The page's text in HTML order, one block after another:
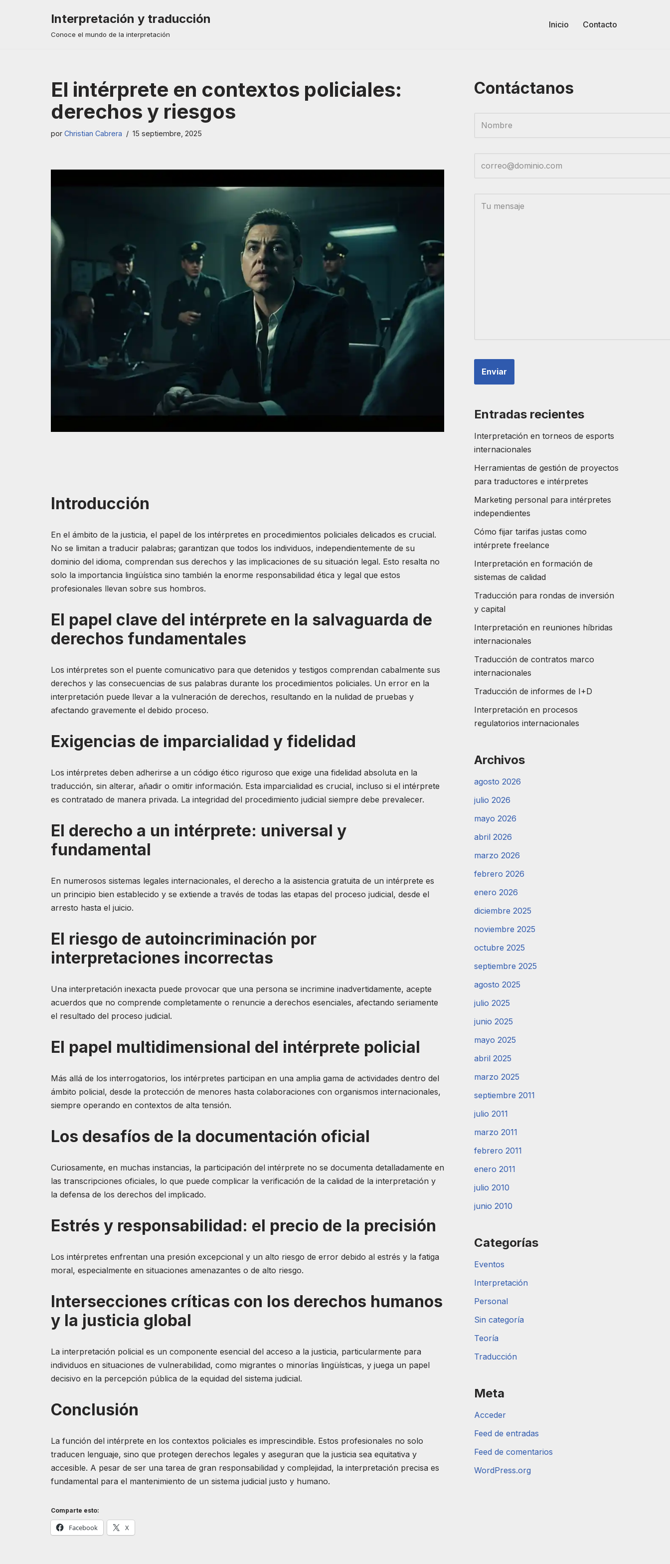
Interpretación y traducción
Conoce el mundo de la interpretación
Inicio Contacto
El intérprete en contextos policiales:
derechos y riesgos
por Christian Cabrera 15 septiembre, 2025
Introducción
En el ámbito de la justicia, el papel de los intérpretes en procedimientos policiales delicados es crucial.
No se limitan a traducir palabras; garantizan que todos los individuos, independientemente de su
dominio del idioma, comprendan sus derechos y las implicaciones de su situación legal. Esto resalta no
solo la importancia lingüística sino también la enorme responsabilidad ética y legal que estos
profesionales llevan sobre sus hombros.
El papel clave del intérprete en la salvaguarda de
derechos fundamentales
Los intérpretes son el puente comunicativo para que detenidos y testigos comprendan cabalmente sus
derechos y las consecuencias de sus palabras durante los procedimientos policiales. Un error en la
interpretación puede llevar a la vulneración de derechos, resultando en la nulidad de pruebas y
afectando gravemente el debido proceso.
Exigencias de imparcialidad y fidelidad
Los intérpretes deben adherirse a un código ético riguroso que exige una fidelidad absoluta en la
traducción, sin alterar, añadir o omitir información. Esta imparcialidad es crucial, incluso si el intérprete
es contratado de manera privada. La integridad del procedimiento judicial siempre debe prevalecer.
El derecho a un intérprete: universal y
fundamental
En numerosos sistemas legales internacionales, el derecho a la asistencia gratuita de un intérprete es
un principio bien establecido y se extiende a través de todas las etapas del proceso judicial, desde el
arresto hasta el juicio.
El riesgo de autoincriminación por
interpretaciones incorrectas
Una interpretación inexacta puede provocar que una persona se incrimine inadvertidamente, acepte
acuerdos que no comprende completamente o renuncie a derechos esenciales, afectando seriamente
el resultado del proceso judicial.
El papel multidimensional del intérprete policial
Más allá de los interrogatorios, los intérpretes participan en una amplia gama de actividades dentro del
ámbito policial, desde la protección de menores hasta colaboraciones con organismos internacionales,
siempre operando en contextos de alta tensión.
Los desafíos de la documentación oficial
Curiosamente, en muchas instancias, la participación del intérprete no se documenta detalladamente en
las transcripciones oficiales, lo que puede complicar la verificación de la calidad de la interpretación y
la defensa de los derechos del implicado.
Estrés y responsabilidad: el precio de la precisión
Los intérpretes enfrentan una presión excepcional y un alto riesgo de error debido al estrés y la fatiga
moral, especialmente en situaciones amenazantes o de alto riesgo.
Intersecciones críticas con los derechos humanos
y la justicia global
La interpretación policial es un componente esencial del acceso a la justicia, particularmente para
individuos en situaciones de vulnerabilidad, como migrantes o minorías lingüísticas, y juega un papel
decisivo en la percepción pública de la equidad del sistema judicial.
Conclusión
La función del intérprete en los contextos policiales es imprescindible. Estos profesionales no solo
traducen lenguaje, sino que protegen derechos legales y aseguran que la justicia sea equitativa y
accesible. A pesar de ser una tarea de gran responsabilidad y complejidad, la interpretación precisa es
fundamental para el mantenimiento de un sistema judicial justo y humano.
Comparte esto:
Facebook X
Contáctanos
Entradas recientes
Interpretación en torneos de esports
internacionales
Herramientas de gestión de proyectos
para traductores e intérpretes
Marketing personal para intérpretes
independientes
Cómo fijar tarifas justas como
intérprete freelance
Interpretación en formación de
sistemas de calidad
Traducción para rondas de inversión
y capital
Interpretación en reuniones híbridas
internacionales
Traducción de contratos marco
internacionales
Traducción de informes de I+D
Interpretación en procesos
regulatorios internacionales
Archivos
agosto 2026
julio 2026
mayo 2026
abril 2026
marzo 2026
febrero 2026
enero 2026
diciembre 2025
noviembre 2025
octubre 2025
septiembre 2025
agosto 2025
julio 2025
junio 2025
mayo 2025
abril 2025
marzo 2025
septiembre 2011
julio 2011
marzo 2011
febrero 2011
enero 2011
julio 2010
junio 2010
Categorías
Eventos
Interpretación
Personal
Sin categoría
Teoría
Traducción
Meta
Acceder
Feed de entradas
Feed de comentarios
WordPress.org